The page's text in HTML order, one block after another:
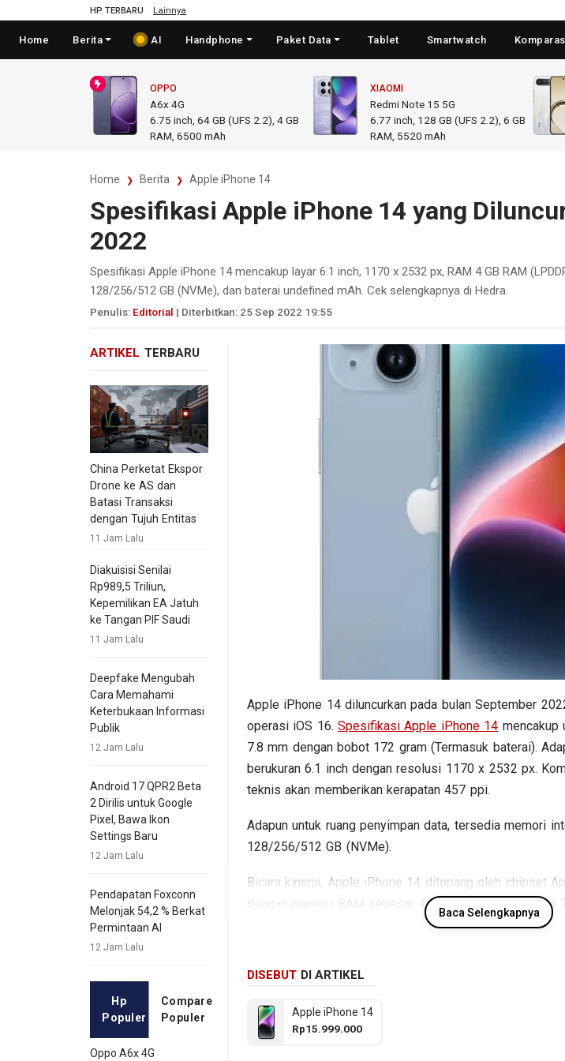
HP TERBARU Lainnya
Home Berita AI Handphone Paket Data Tablet Smartwatch
OPPO
A6x 4G
6.75 inch, 64 GB (UFS 2.2), 4 GB
RAM 6500 mAh
XIAOMI
Redmi Note 15 5G
6.77 inch, 128 GB (UFS 2.2), 6 GB
RAM 5520 mAh
Home Berita Apple iPhone 14
Spesifikasi Apple iPhone 14 yang
2022
Spesifikasi Apple iPhone 14 mencakup layar 6.1 inch, 1170 x 2532 px, RAM 4 GB RAM
128/256/512 GB (NVMe), dan baterai undefined mAh. Cek selengkapnya di Hedra.
Penulis: Editorial | Diterbitkan: 25 Sep 2022 19:55
ARTIKEL TERBARU
China Perketat Ekspor
Drone ke AS dan
Batasi Transaksi
dengan Tujuh Entitas
11 Jam Lalu
Diakuisisi Senilai
Rp989,5 Triliun,
Kepemilikan EA Jatuh
ke Tangan PIF Saudi
11 Jam Lalu
Deepfake Mengubah
Cara Memahami
Keterbukaan Informasi
Publik
12 Jam Lalu
Android 17 QPR2 Beta
2 Dirilis untuk Google
Pixel, Bawa Ikon
Settings Baru
12 Jam Lalu
Pendapatan Foxconn
Melonjak 54,2 % Berkat
Permintaan AI
12 Jam Lalu
Hp
Populer
Compare
Populer
Oppo A6x 4G
Apple iPhone 14 diluncurkan pada bulan September
operasi iOS 16.Spesifikasi Apple iPhone 14 mencakup
7.8 mm dengan bobot 172 gram (Termasuk baterai).
berukuran 6.1 inch dengan resolusi 1170 x 2532 px.
teknis akan memberikan kerapatan 457 ppi.
Adapun untuk ruang penyimpan data, tersedia memori
128/256/512 GB (NVMe).
Bicara kinerja, Apple iPhone 14 ditopang oleh chipset
dengan memori RAM sebesar 4 GB RAM (LPDDR4X @
sektor fotografi tersedia kamera belakang Dual lens dan
beberapa spesifikasi kunci Apple iPhone 14.
Baca Selengkapnya
DISEBUT DI ARTIKEL
Apple iPhone 14
Rp15.999.000